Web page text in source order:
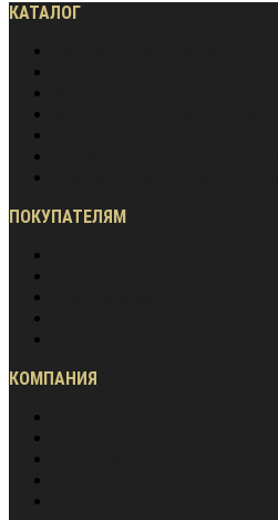
КАТАЛОГ
ПОКУПАТЕЛЯМ
КОМПАНИЯ